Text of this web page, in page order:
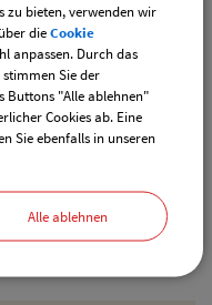
Drucken
zu bieten, verwenden wir
dieCookie
anpassen. Durch das
Sie der
Buttons "Alle ablehnen"
Cookies ab. Eine
Sie ebenfalls in unseren
Alle ablehnen